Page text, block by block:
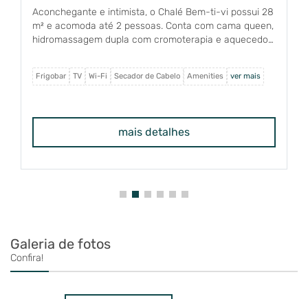
Aconchegante e intimista, o Chalé Bem-ti-vi possui 28
m² e acomoda até 2 pessoas. Conta com cama queen,
hidromassagem dupla com cromoterapia e aquecedor
estação. Dispõe de varanda com vista para o jardim,
Wi-Fi, TV, frigobar e enxoval completo.
Frigobar TV Wi-Fi Secador de Cabelo Amenities ver mais
mais detalhes
Galeria de fotos
Confira!